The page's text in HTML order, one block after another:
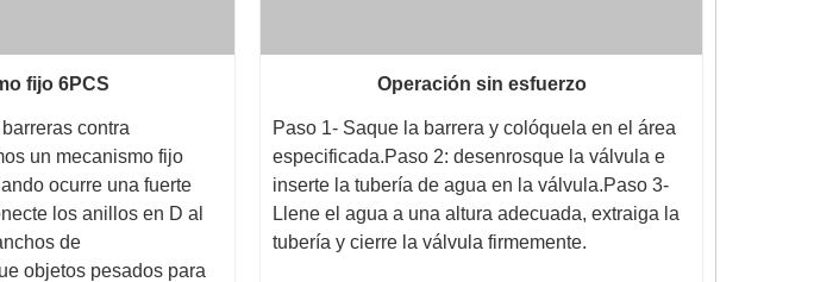
fijo 6PCS
contra
un mecanismo fijo
ocurre una fuerte
los anillos en D al
de
objetos pesados ​​para
Operación sin esfuerzo
Paso 1- Saque la barrera y colóquela en el área
especificada.Paso 2: desenrosque la válvula e
inserte la tubería de agua en la válvula.Paso 3-
Llene el agua a una altura adecuada, extraiga la
tubería y cierre la válvula firmemente.